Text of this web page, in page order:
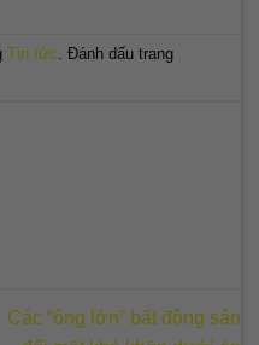
Tin tức. Đánh dấu trang
Các “ông lớn” bất động sản